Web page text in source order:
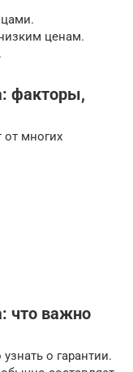
ценам.
факторы,
от многих
что важно
о гарантии.